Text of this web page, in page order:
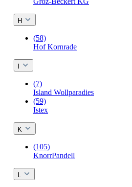
H
(58)
Hof Kornrade
I
(7)
Island Wollparadies
(59)
Istex
K
(105)
KnorrPandell
L